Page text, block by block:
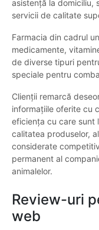
asistență la domiciliu,
servicii de calitate
Farmacia din cadrul
medicamente,
de diverse tipuri
speciale pentru
Clienții remarcă
informațiile oferite cu
eficiența cu care sunt
calitatea produselor,
considerate
permanent al
animalelor.
Review-uri
web